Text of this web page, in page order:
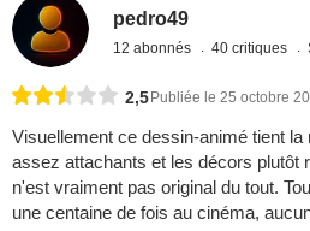
pedro49
12 abonnés 40 critiques
2,5 Publiée le 25 octobre
Visuellement ce dessin-animé tient
assez attachants et les décors plutôt
n'est vraiment pas original du tout.
une centaine de fois au cinéma,